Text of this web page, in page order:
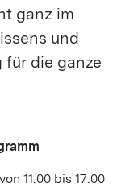
ganz im
und
die ganze
11.00 bis 17.00